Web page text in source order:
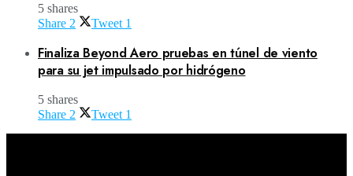
5 shares
Share 2 Tweet 1
Finaliza Beyond Aero pruebas en túnel de viento
para su jet impulsado por hidrógeno
5 shares
Share 2 Tweet 1